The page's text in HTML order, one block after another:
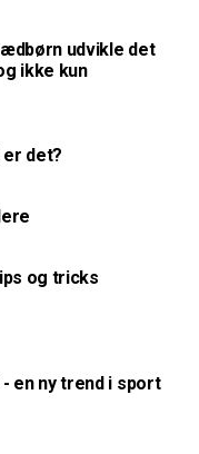
udvikle det
ikke kun
er det?
og tricks
en ny trend i sport